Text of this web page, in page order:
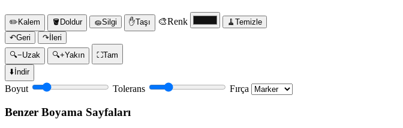
✏️Kalem 🪣 Doldur 🧽Silgi ✋Taşı 🎨Renk 🧹 Temizle
↶Geri ↷İleri
🔍−Uzak 🔍+Yakın ⛶Tam
⬇️İndir
Boyut Tolerans Fırça
Benzer Boyama Sayfaları